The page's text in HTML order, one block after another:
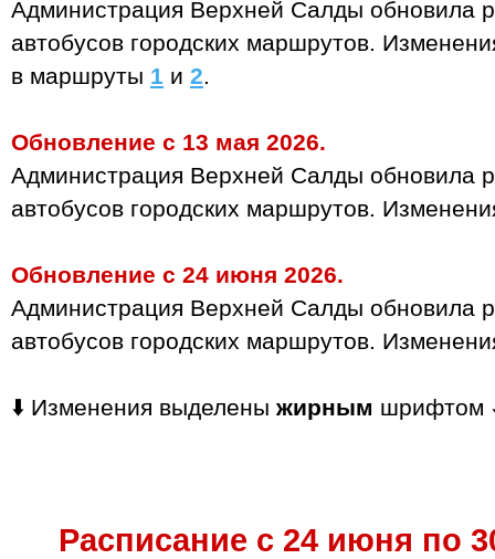
Администрация Верхней Салды обновила
автобусов городских маршрутов.
в маршруты 1 и 2.
Обновление с 13 мая 2026.
Администрация Верхней Салды обновила
автобусов городских маршрутов.
Обновление с 24 июня 2026.
Администрация Верхней Салды обновила
автобусов городских маршрутов.
⬇️ Изменения выделены жирным шрифтом
Расписание с 24 июня по